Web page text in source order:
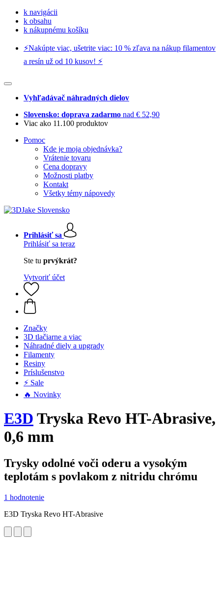
k navigácii
k obsahu
k nákupnému košíku
⚡️Nakúpte viac, ušetrite viac: 10 % zľava na nákup filamentov
a resín už od 10 kusov! ⚡️
Vyhľadávač náhradných dielov
Slovensko: doprava zadarmo nad € 52,90
Viac ako 11.100 produktov
Pomoc
Kde je moja objednávka?
Vrátenie tovaru
Cena dopravy
Možnosti platby
Kontakt
Všetky témy nápovedy
Prihlásiť sa
Prihlásiť sa teraz
Ste tu prvýkrát?
Vytvoriť účet
Značky
3D tlačiarne a viac
Náhradné diely a upgrady
Filamenty
Resiny
Príslušenstvo
⚡ Sale
🔥 Novinky
E3D Tryska Revo HT-Abrasive,
0,6 mm
Trysky odolné voči oderu a vysokým
teplotám s povlakom z nitridu chrómu
1 hodnotenie
E3D Tryska Revo HT-Abrasive